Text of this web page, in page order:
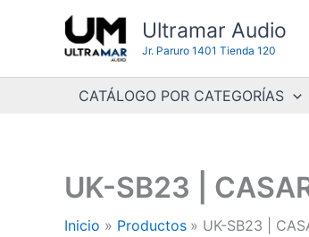
contenido
Ultramar Audio
Jr. Paruro 1401 Tienda 120
CATÁLOGO POR CATEGORÍAS
UK-SB23 |
Inicio Productos UK-SB23 |